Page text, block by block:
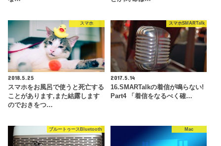
スマホ
2018.5.25
スマホをお風呂で使うと死亡する
ことがあります,また結露します
のでおきをつ…
スマホSMARTalk
2017.5.14
16.SMARTalkの着信が鳴らない!
Part4 「着信をなるべく確…
ブルートゥースBluetooth Mac